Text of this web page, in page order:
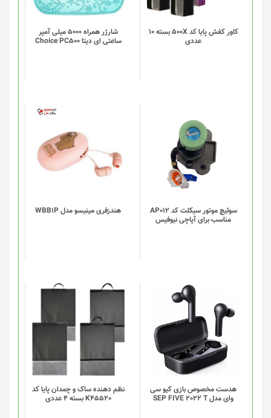
کاور کفش پایا کد 500X بسته 10
عددی
شارژر همراه 5000 میلی آمپر
ساعتی ای دیتا Choice PC500
سوئیچ موتور سیکلت کد AP012
مناسب برای آپاچی نیوفیس
هندزفری مینیسو مدل WBB1P
هدست مخصوص بازی کیو سی
وای مدل SEP FIVE 2022 T
این
دارای
انواع
مختلفی
می
باشد.
گزینه
ها
نظم دهنده ساک و چمدان پایا کد
K45520 بسته 4 عددی
دارای
انواع
می
باشد.
گزینه
ها